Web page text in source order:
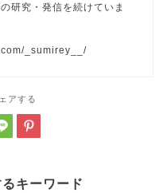
研究・発信を続けていま
_sumirey__/
アする
キーワード